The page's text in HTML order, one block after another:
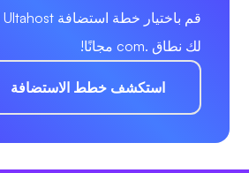
لك نطاق .com مجانًا!
استكشف خطط الاستضافة